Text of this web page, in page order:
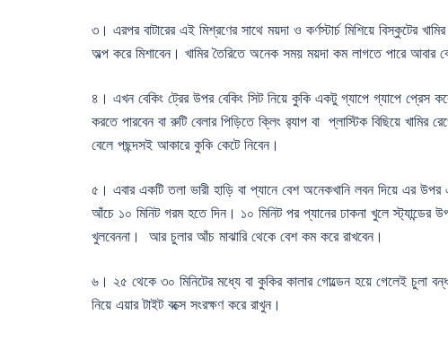
৩। এরপর বাটারের এই মিশ্রণের সাথে ময়দা ও কর্ণস্টার্চ মিশিয়ে বিস্কুটের
অল্প করে মিশাবেন। খামির তৈরিতে অনেক সময় ময়দা কম লাগতে পারে আবার
৪। এখন বেকিং ট্রের উপর বেকিং সিট নিয়ে কুকি একটু গ্যাপে গ্যাপে প্রেস
করতে পারবেন বা রুটি বেলার পিড়িতে ক্লিং র‌্যাপ বা প্লাস্টিক বিছিয়ে
বেলে পছন্দসই আকারে কুকি কেটে নিবেন।
৫। এবার একটি তলা ভারী হাড়ি বা প্যানে বেশ অনেকখানি লবন দিয়ে এর
আঁচে ১০ মিনিট গরম হতে দিন। ১০ মিনিট পর প্যানের ঢাকনা খুলে স্ট্যান্ডের
খুলবেননা। আর চুলার আঁচ মাঝারি থেকে বেশ কম করে রাখবেন।
৬। ২৫ থেকে ৩০ মিনিটের মধ্যে বা কুকির কালার গোল্ডেন হয়ে গেলেই চুলা
নিয়ে এয়ার টাইট বক্সে সংরক্ষণ করে রাখুন।